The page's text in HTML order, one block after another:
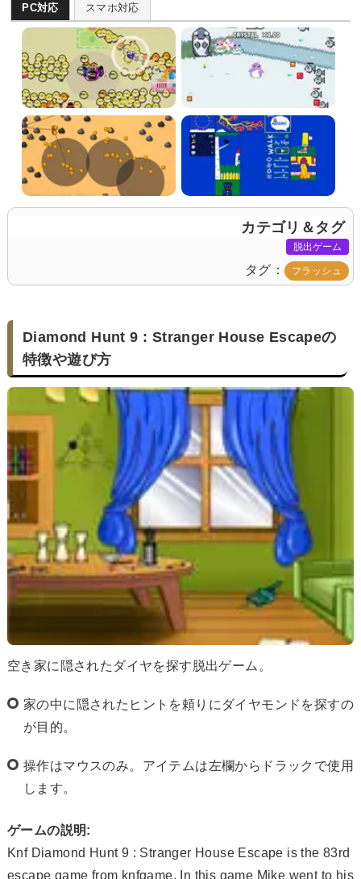
PC対応 スマホ対応
カテゴリ＆タグ
脱出ゲーム
タグ フラッシュ
Diamond Hunt 9 : Stranger House Escapeの
特徴や遊び方
空き家に隠されたダイヤを探す脱出ゲーム。
家の中に隠されたヒントを頼りにダイヤモンドを探すの
が目的。
操作はマウスのみ。アイテムは左欄からドラックで使用
します。
ゲームの説明:
Knf Diamond Hunt 9 : Stranger House Escape is the 83rd
escape game from knfgame. In this game Mike went to his